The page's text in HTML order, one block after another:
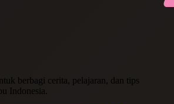
berbagi cerita, pelajaran, dan tips
Indonesia.